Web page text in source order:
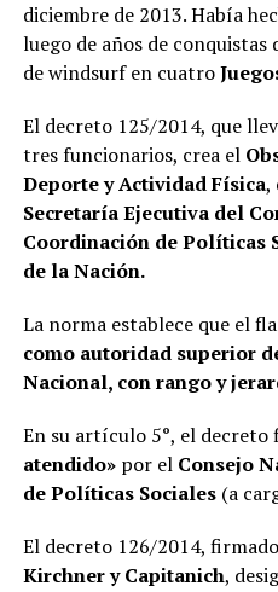
diciembre de 2013. Había
luego de años de
de windsurf en cuatro
El decreto 125/2014, que
tres funcionarios, crea el
Deporte y Actividad Física,
Secretaría Ejecutiva del
Coordinación de Políticas
de la Nación.
La norma establece que el
como autoridad superior
Nacional, con rango y
En su artículo 5°, el decreto
atendido»por el Consejo
de Políticas Sociales(a
El decreto 126/2014,
Kirchner y Capitanich,